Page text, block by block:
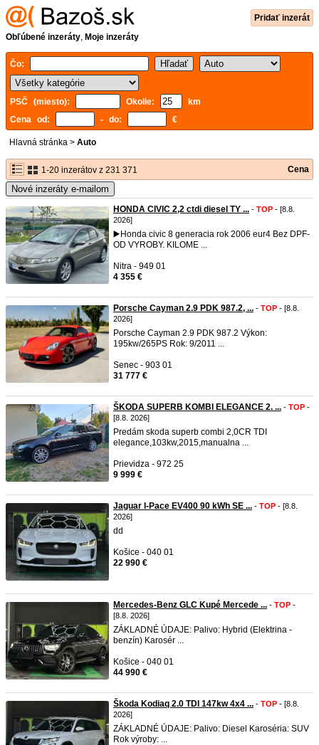
Pridať inzerát
Obľúbené inzeráty, Moje inzeráty
Čo:
PSČ (miesto): Okolie:
km
Cena od:
- do: €
Hlavná stránka > Auto
1-20 inzerátov z 231 371 Cena
Nové inzeráty e-mailom
HONDA CIVIC 2,2 ctdi diesel TY ... - TOP - [8.8.
2026]
▶️Honda civic 8 generacia rok 2006 eur4 Bez DPF-
OD VYROBY. KILOME ...
Nitra - 949 01
4 355 €
Porsche Cayman 2.9 PDK 987.2, ... - TOP - [8.8.
2026]
Porsche Cayman 2.9 PDK 987.2 Výkon:
195kw/265PS Rok: 9/2011 ...
Senec - 903 01
31 777 €
ŠKODA SUPERB KOMBI ELEGANCE 2. ... - TOP -
[8.8. 2026]
Predám skoda superb combi 2,0CR TDI
elegance,103kw,2015,manualna ...
Prievidza - 972 25
9 999 €
Jaguar I-Pace EV400 90 kWh SE ... - TOP - [8.8.
2026]
dd
Košice - 040 01
22 990 €
Mercedes-Benz GLC Kupé Mercede ... - TOP -
[8.8. 2026]
ZÁKLADNÉ ÚDAJE: Palivo: Hybrid (Elektrina -
benzín) Karosér ...
Košice - 040 01
44 990 €
Škoda Kodiaq 2.0 TDI 147kw 4x4 ... - TOP - [8.8.
2026]
ZÁKLADNÉ ÚDAJE: Palivo: Diesel Karoséria: SUV
Rok výroby: ...